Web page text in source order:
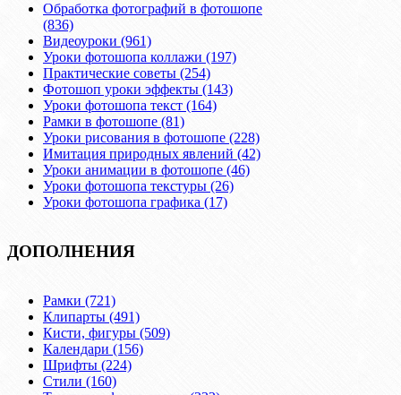
Обработка фотографий в фотошопе
(836)
Видеоуроки (961)
Уроки фотошопа коллажи (197)
Практические советы (254)
Фотошоп уроки эффекты (143)
Уроки фотошопа текст (164)
Рамки в фотошопе (81)
Уроки рисования в фотошопе (228)
Имитация природных явлений (42)
Уроки анимации в фотошопе (46)
Уроки фотошопа текстуры (26)
Уроки фотошопа графика (17)
ДОПОЛНЕНИЯ
Рамки (721)
Клипарты (491)
Кисти, фигуры (509)
Календари (156)
Шрифты (224)
Стили (160)